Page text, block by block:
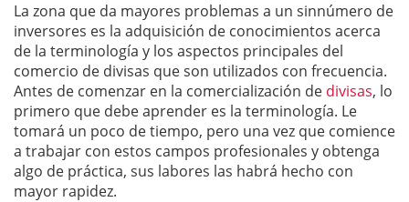
La zona que da mayores problemas a un sinnúmero de
inversores es la adquisición de conocimientos acerca
de la terminología y los aspectos principales del
comercio de divisas que son utilizados con frecuencia.
Antes de comenzar en la comercialización de divisas, lo
primero que debe aprender es la terminología. Le
tomará un poco de tiempo, pero una vez que comience
a trabajar con estos campos profesionales y obtenga
algo de práctica, sus labores las habrá hecho con
mayor rapidez.